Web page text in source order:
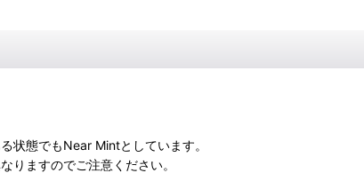
状態でもNear Mintとしています。
りますのでご注意ください。